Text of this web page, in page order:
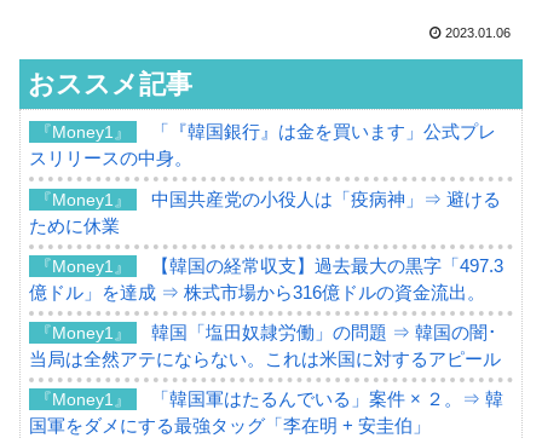
2023.01.06
おススメ記事
『Money1』
「『韓国銀行』は金を買います」公式プレ
スリリースの中身。
『Money1』
中国共産党の小役人は「疫病神」⇒ 避ける
ために休業
『Money1』
【韓国の経常収支】過去最大の黒字「497.3
億ドル」を達成 ⇒ 株式市場から316億ドルの資金流出。
『Money1』
韓国「塩田奴隷労働」の問題 ⇒ 韓国の闇･
当局は全然アテにならない。これは米国に対するアピール
『Money1』
「韓国軍はたるんでいる」案件 × ２。⇒ 韓
国軍をダメにする最強タッグ「李在明 + 安圭伯」